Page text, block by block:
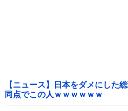
【ニュース】日本をダメにした
同点でこの人ｗｗｗｗｗｗ